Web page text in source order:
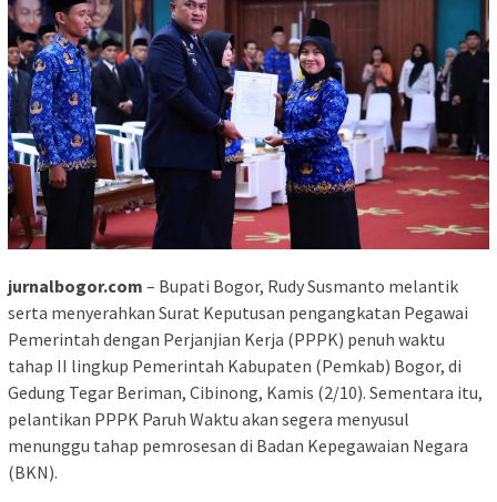
jurnalbogor.com – Bupati Bogor, Rudy Susmanto melantik
serta menyerahkan Surat Keputusan pengangkatan Pegawai
Pemerintah dengan Perjanjian Kerja (PPPK) penuh waktu
tahap II lingkup Pemerintah Kabupaten (Pemkab) Bogor, di
Gedung Tegar Beriman, Cibinong, Kamis (2/10). Sementara itu,
pelantikan PPPK Paruh Waktu akan segera menyusul
menunggu tahap pemrosesan di Badan Kepegawaian Negara
(BKN).